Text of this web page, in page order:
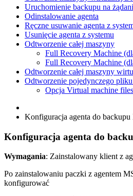
Uruchomienie backupu na
Odinstalowanie agenta
Ręczne usuwanie agenta z
Usunięcie agenta z systemu
Odtworzenie całej maszyny
Full Recovery Machine
Full Recovery Machine
Odtworzenie całej maszyny
Odtworzenie pojedynczego
Opcja Virtual machine files
Konfiguracja agenta do
Konfiguracja agenta do
Wymagania: Zainstalowany klient z
Po zainstalowaniu paczki z agentem
konfigurować